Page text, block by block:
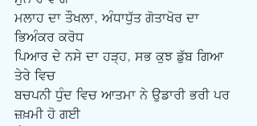
ਮਲਾਹ ਦਾ ਤੌਖਲਾ, ਅੰਧਾਧੁੱਤ ਗੋਤਾਖੋਰ ਦਾ
ਭਿਅੰਕਰ ਕਰੋਧ
ਪਿਆਰ ਦੇ ਨਸੇ ਦਾ ਹੜ੍ਹ, ਸਭ ਕੁਝ ਡੁੱਬ ਗਿਆ
ਤੇਰੇ ਵਿਚ
ਬਚਪਨੀ ਧੁੰਦ ਵਿਚ ਆਤਮਾ ਨੇ ਉਡਾਰੀ ਭਰੀ ਪਰ
ਜ਼ਖ਼ਮੀ ਹੋ ਗਈ